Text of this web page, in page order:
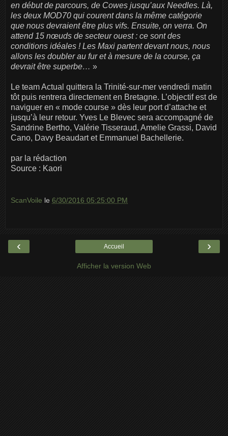
en début de parcours, de Cowes jusqu’aux Needles. Là,
les deux MOD70 qui courent dans la même catégorie
que nous devraient être plus vifs. Ensuite, on verra. On
attend 15 nœuds de secteur ouest : ce sont des
conditions idéales ! Les Maxi partent devant nous, nous
allons les doubler au fur et à mesure de la course, ça
devrait être superbe… »
Le team Actual quittera la Trinité-sur-mer vendredi matin
tôt puis rentrera directement en Bretagne. L’objectif est de
naviguer en « mode course » dès leur port d’attache et
jusqu’à leur retour. Yves Le Blevec sera accompagné de
Sandrine Bertho, Valérie Tisseraud, Amelie Grassi, David
Cano, Davy Beaudart et Emmanuel Bachellerie.
par la rédaction
Source : Kaori
ScanVoile le 6/30/2016 05:25:00 PM
‹ ›
Accueil
Afficher la version Web